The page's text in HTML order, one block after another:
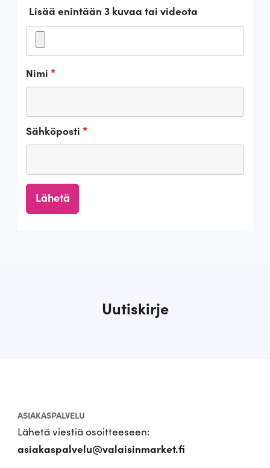
Lisää enintään 3 kuvaa tai videota
Nimi *
Sähköposti *
Uutiskirje
ASIAKASPALVELU
Lähetä viestiä osoitteeseen:
asiakaspalvelu@valaisinmarket.fi